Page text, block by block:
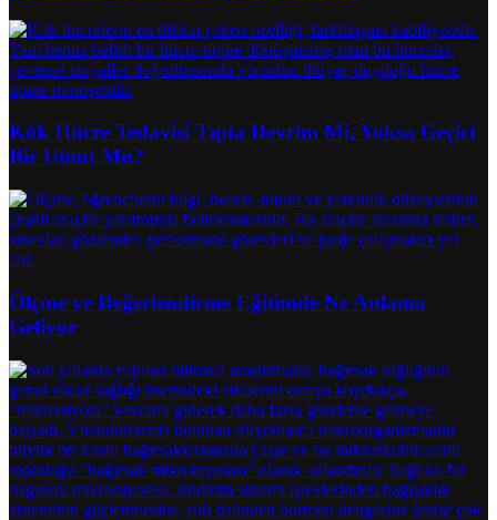
Kök Hücre Tedavisi Tıpta Devrim Mi, Yoksa Geçici
Bir Umut Mu?
Ölçme ve Değerlendirme Eğitimde Ne Anlama
Geliyor